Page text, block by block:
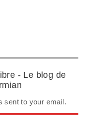
- Le blog de
sent to your email.